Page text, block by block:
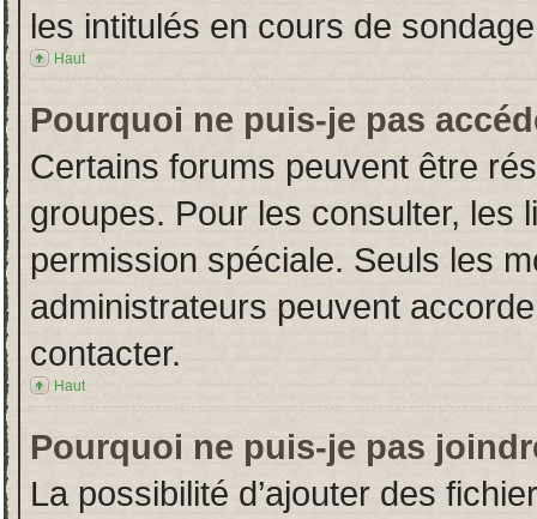
les intitulés en cours de
Haut
Pourquoi ne puis-je pas
Certains forums peuvent être
groupes. Pour les consulter, les
permission spéciale. Seuls les
administrateurs peuvent
contacter.
Haut
Pourquoi ne puis-je pas
La possibilité d’ajouter des